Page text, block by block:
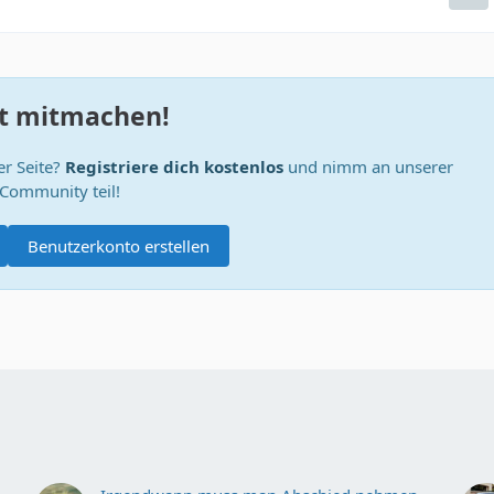
mitmachen!
Seite? Registriere dich kostenlosund nimm an unserer
Community teil!
Benutzerkonto erstellen